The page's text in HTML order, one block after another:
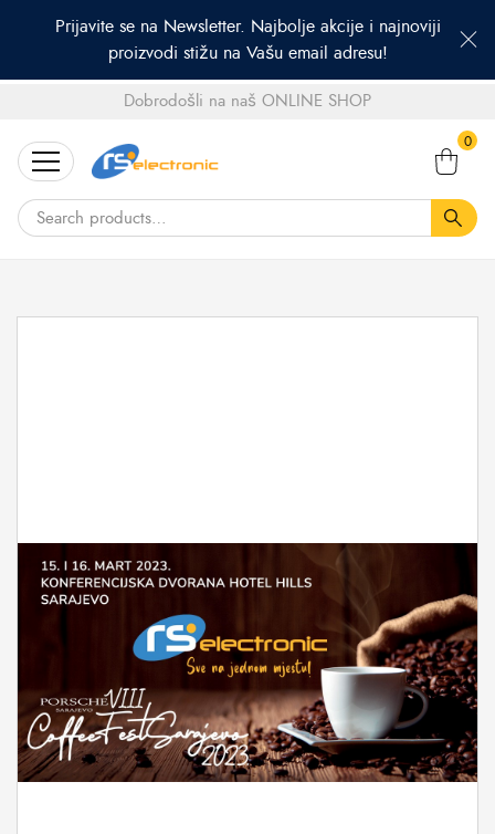
Prijavite se na Newsletter. Najbolje akcije i najnoviji
proizvodi stižu na Vašu email adresu!
Dobrodošli na naš ONLINE SHOP
for:
0